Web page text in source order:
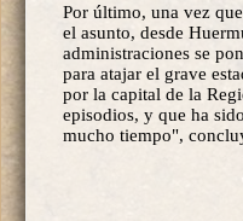
Por último, una vez
el asunto, desde
administraciones se
para atajar el grave
por la capital de la
episodios, y que ha
mucho tiempo",